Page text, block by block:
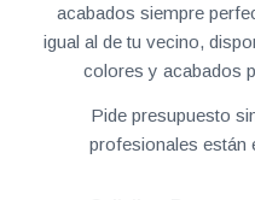
acabados siempre
igual al de tu vecino,
colores y acabados
Pide presupuesto
profesionales están